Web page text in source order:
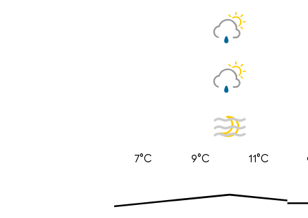
7°C 9°C 11°C